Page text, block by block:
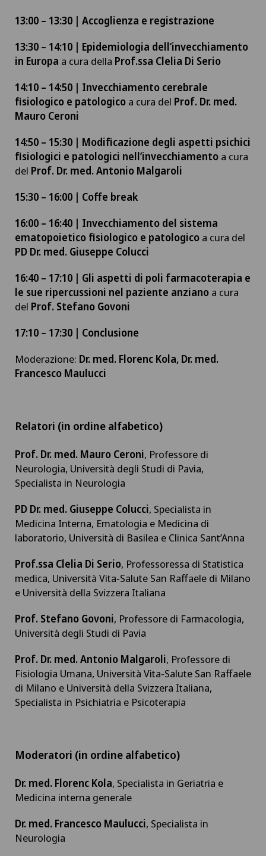
13:00 – 13:30 | Accoglienza e registrazione
13:30 – 14:10 | Epidemiologia dell’invecchiamento
in Europa a cura della Prof.ssa Clelia Di Serio
14:10 – 14:50 | Invecchiamento cerebrale
fisiologico e patologico a cura del Prof. Dr. med.
Mauro Ceroni
14:50 – 15:30 | Modificazione degli aspetti psichici
fisiologici e patologici nell’invecchiamento a cura
del Prof. Dr. med. Antonio Malgaroli
15:30 – 16:00 | Coffe break
16:00 – 16:40 | Invecchiamento del sistema
ematopoietico fisiologico e patologico a cura del
PD Dr. med. Giuseppe Colucci
16:40 – 17:10 | Gli aspetti di poli farmacoterapia e
le sue ripercussioni nel paziente anziano a cura
del Prof. Stefano Govoni
17:10 – 17:30 | Conclusione
Moderazione: Dr. med. Florenc Kola, Dr. med.
Francesco Maulucci
Relatori (in ordine alfabetico)
Prof. Dr. med. Mauro Ceroni, Professore di
Neurologia, Università degli Studi di Pavia,
Specialista in Neurologia
PD Dr. med. Giuseppe Colucci, Specialista in
Medicina Interna, Ematologia e Medicina di
laboratorio, Università di Basilea e Clinica Sant’Anna
Prof.ssa Clelia Di Serio, Professoressa di Statistica
medica, Università Vita-Salute San Raffaele di Milano
e Università della Svizzera Italiana
Prof. Stefano Govoni, Professore di Farmacologia,
Università degli Studi di Pavia
Prof. Dr. med. Antonio Malgaroli, Professore di
Fisiologia Umana, Università Vita-Salute San Raffaele
di Milano e Università della Svizzera Italiana,
Specialista in Psichiatria e Psicoterapia
Moderatori (in ordine alfabetico)
Dr. med. Florenc Kola, Specialista in Geriatria e
Medicina interna generale
Dr. med. Francesco Maulucci, Specialista in
Neurologia